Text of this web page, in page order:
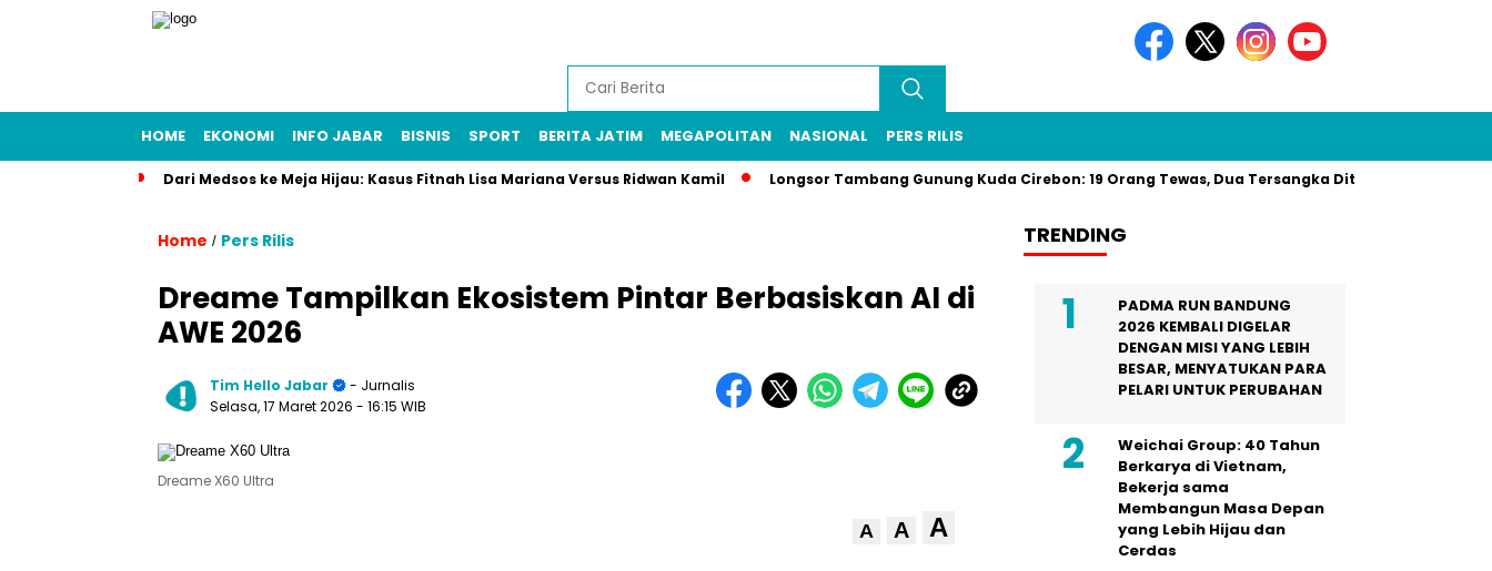
HOME EKONOMI INFO JABAR BISNIS SPORT BERITA JATIM MEGAPOLITAN NASIONAL PERS RILIS
Dari Medsos ke Meja Hijau: Kasus Fitnah Lisa Mariana Versus Ridwan Kamil Longsor Tambang Gunung Kuda Cirebon: 19 Orang Tewas, Dua Tersangka Ditangkap Polisi
Home / Pers Rilis
Dreame Tampilkan Ekosistem Pintar Berbasiskan AI di
AWE 2026
Tim Hello Jabar
- Jurnalis
Selasa, 17 Maret 2026 - 16:15 WIB
Dreame X60 Ultra
A A A
TRENDING
PADMA RUN BANDUNG
2026 KEMBALI DIGELAR
DENGAN MISI YANG LEBIH
BESAR, MENYATUKAN PARA
PELARI UNTUK PERUBAHAN
Weichai Group: 40 Tahun
Berkarya di Vietnam,
Bekerja sama
Membangun Masa Depan
yang Lebih Hijau dan
Cerdas